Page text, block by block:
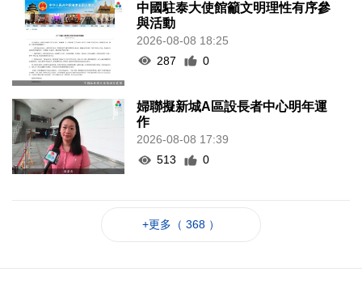
中國駐泰大使館籲文明理性有序參
與活動
2026-08-08 18:25
287
0
婦聯擬新城A區設長者中心明年運
作
2026-08-08 17:39
513
0
+更多（ 368 ）